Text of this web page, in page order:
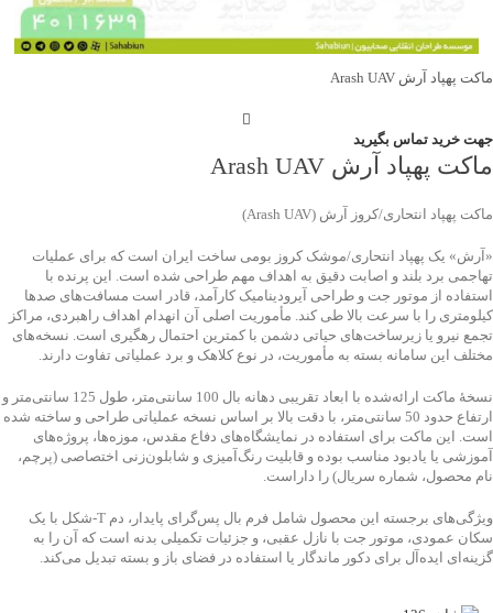
ماکت پهپاد آرش Arash UAV
جهت خرید تماس بگیرید
ماکت پهپاد آرش Arash UAV
ماکت پهپاد انتحاری/کروز آرش (Arash UAV)
«آرش» یک پهپاد انتحاری/موشک کروز بومی ساخت ایران است که برای عملیات
تهاجمی برد بلند و اصابت دقیق به اهداف مهم طراحی شده است. این پرنده با
استفاده از موتور جت و طراحی آیرودینامیک کارآمد، قادر است مسافت‌های صدها
کیلومتری را با سرعت بالا طی کند. مأموریت اصلی آن انهدام اهداف راهبردی، مراکز
تجمع نیرو یا زیرساخت‌های حیاتی دشمن با کمترین احتمال رهگیری است. نسخه‌های
مختلف این سامانه بسته به مأموریت، در نوع کلاهک و برد عملیاتی تفاوت دارند.
نسخهٔ ماکت ارائه‌شده با ابعاد تقریبی دهانه بال 100 سانتی‌متر، طول 125 سانتی‌متر و
ارتفاع حدود 50 سانتی‌متر، با دقت بالا بر اساس نسخه عملیاتی طراحی و ساخته شده
است. این ماکت برای استفاده در نمایشگاه‌های دفاع مقدس، موزه‌ها، پروژه‌های
آموزشی یا یادبود مناسب بوده و قابلیت رنگ‌آمیزی و شابلون‌زنی اختصاصی (پرچم،
نام محصول، شماره سریال) را داراست.
ویژگی‌های برجسته این محصول شامل فرم بال پس‌گرای پایدار، دم T‑شکل با یک
سکان عمودی، موتور جت با نازل عقبی، و جزئیات تکمیلی بدنه است که آن را به
گزینه‌ای ایده‌آل برای دکور ماندگار یا استفاده در فضای باز و بسته تبدیل می‌کند.